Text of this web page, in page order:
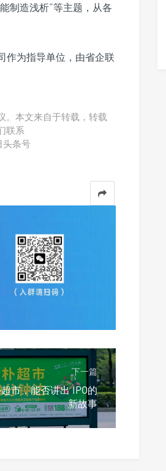
制造浅析”等主题，从各
作为指导单位，由省企联
。本文来自于转载，转载
联系
头条号
下一篇
市，能否讲出 IPO的
新故事